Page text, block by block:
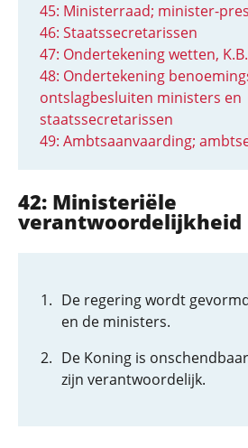
45: Ministerraad; minister-
46: Staatssecretarissen
47: Ondertekening wetten,
48: Ondertekening
ontslagbesluiten ministers en
staatssecretarissen
49: Ambtsaanvaarding;
42: Ministeriële
verantwoordelijkheid
De regering wordt
en de ministers.
De Koning is
zijn verantwoordelijk.